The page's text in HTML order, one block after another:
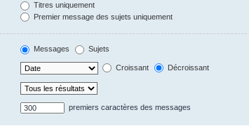
Titres uniquement
Premier message des sujets uniquement
Messages Sujets
Croissant Décroissant
premiers caractères des messages